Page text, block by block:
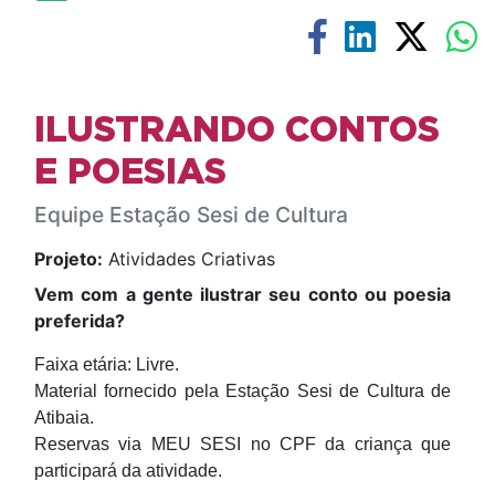
ILUSTRANDO CONTOS
E POESIAS
Equipe Estação Sesi de Cultura
Projeto: Atividades Criativas
Vem com a gente ilustrar seu conto ou poesia
preferida?
Faixa etária: Livre.
Material fornecido pela Estação Sesi de Cultura de
Atibaia.
Reservas via MEU SESI no CPF da criança que
participará da atividade.